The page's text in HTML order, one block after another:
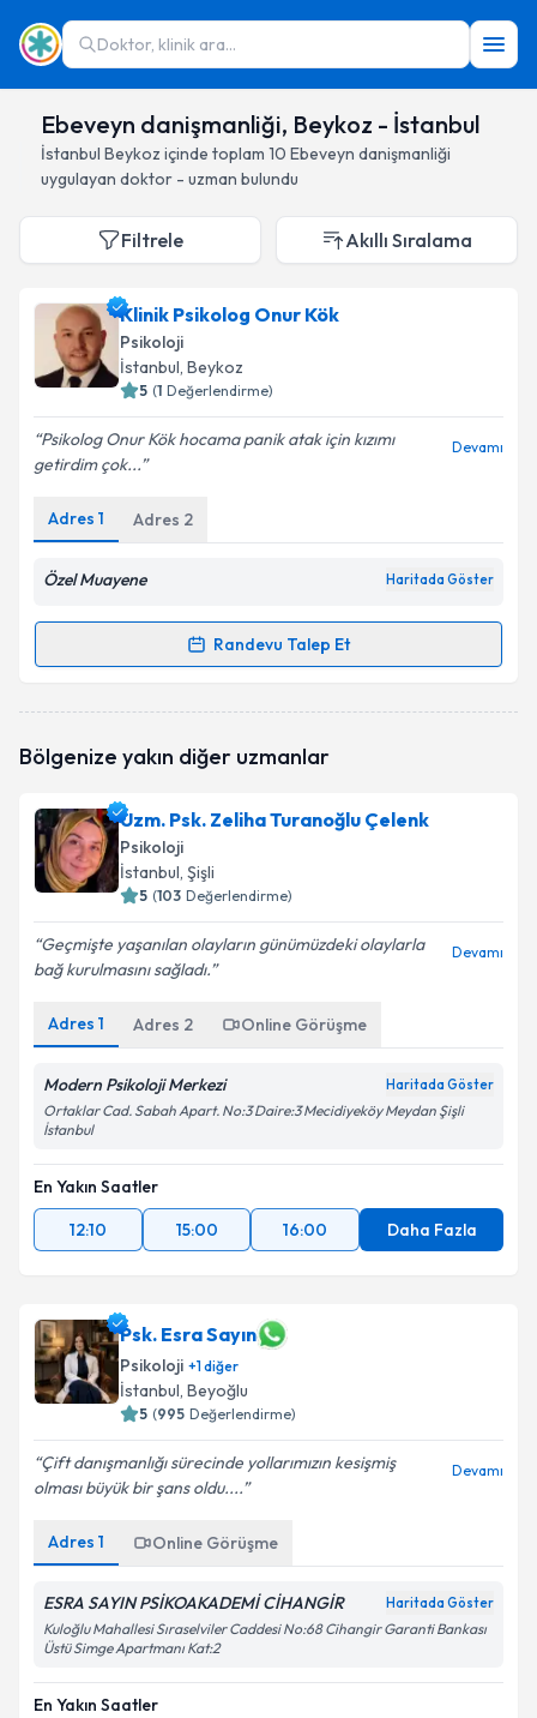
Doktor, klinik ara...
Ebeveyn danişmanliği, Beykoz - İstanbul
İstanbul Beykoz içinde toplam 10 Ebeveyn danişmanliği
uygulayan doktor - uzman bulundu
Filtrele Akıllı Sıralama
Klinik Psikolog Onur Kök
Psikoloji
İstanbul, Beykoz
5 (1 Değerlendirme)
Psikolog Onur Kök hocama panik atak için kızımı
getirdim çok...
Devamı
Adres 1 Adres 2
Özel Muayene Haritada Göster
Randevu Talep Et
Randevu Takvimi Talebi
oluşturun. Size bu uzmandan randevu almanız için bir
E-posta Adresiniz
Kişisel verilerimin işlenmesine ilişkinAydınlatma
Metni'ni okudum ve kişisel verilerimin belirtilen
Takvim Talebini Gönder
Bölgenize yakın diğer uzmanlar
Uzm. Psk. Zeliha Turanoğlu Çelenk
Psikoloji
İstanbul, Şişli
5 (103 Değerlendirme)
Geçmişte yaşanılan olayların günümüzdeki olaylarla
bağ kurulmasını sağladı.
Devamı
Adres 1 Adres 2 Online Görüşme
Modern Psikoloji Merkezi Haritada Göster
Ortaklar Cad. Sabah Apart. No:3 Daire:3 Mecidiyeköy Meydan Şişli
İstanbul
En Yakın Saatler
12:10
15:00 16:00 Daha Fazla
Psk. Esra Sayın
Psikoloji +1diğer
İstanbul, Beyoğlu
5 (995 Değerlendirme)
Çift danışmanlığı sürecinde yollarımızın kesişmiş
olması büyük bir şans oldu....
Devamı
Adres 1 Online Görüşme
ESRA SAYIN PSİKOAKADEMİ CİHANGİR Haritada Göster
Kuloğlu Mahallesi Sıraselviler Caddesi No:68 Cihangir Garanti Bankası
Üstü Simge Apartmanı Kat:2
En Yakın Saatler